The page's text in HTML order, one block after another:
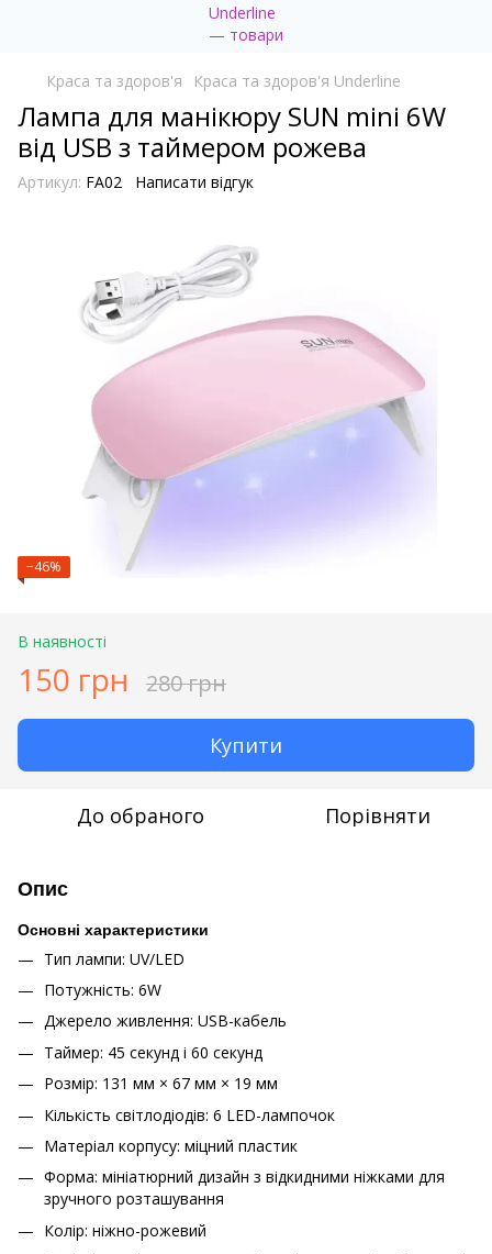
Краса та здоров'я Краса та здоров'я Underline
Лампа для манікюру SUN mini 6W
від USB з таймером рожева
Артикул: FA02 Написати відгук
−46%
В наявності
150 грн 280 грн
Купити
До обраного Порівняти
Опис
Основні характеристики
Тип лампи: UV/LED
Потужність: 6W
Джерело живлення: USB-кабель
Таймер: 45 секунд і 60 секунд
Розмір: 131 мм × 67 мм × 19 мм
Кількість світлодіодів: 6 LED-лампочок
Матеріал корпусу: міцний пластик
Форма: мініатюрний дизайн з відкидними ніжками для
зручного розташування
Колір: ніжно-рожевий